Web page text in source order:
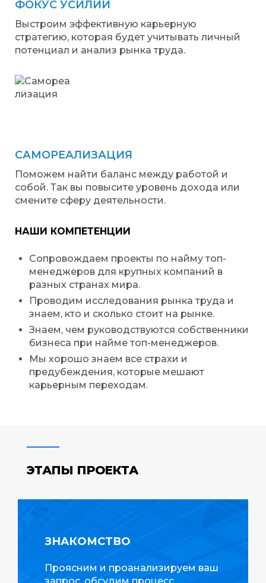
ФОКУС УСИЛИЙ
Выстроим эффективную карьерную
стратегию, которая будет учитывать личный
потенциал и анализ рынка труда.
САМОРЕАЛИЗАЦИЯ
Поможем найти баланс между работой и
собой. Так вы повысите уровень дохода или
смените сферу деятельности.
НАШИ КОМПЕТЕНЦИИ
Сопровождаем проекты по найму топ-
менеджеров для крупных компаний в
разных странах мира.
Проводим исследования рынка труда и
знаем, кто и сколько стоит на рынке.
Знаем, чем руководствуются собственники
бизнеса при найме топ-менеджеров.
Мы хорошо знаем все страхи и
предубеждения, которые мешают
карьерным переходам.
ЭТАПЫ ПРОЕКТА
ЗНАКОМСТВО
Проясним и проанализируем ваш